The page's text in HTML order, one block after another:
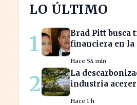
LO ÚLTIMO
1
Brad Pitt busca
financiera en
Hace 54 min
2
La
industria
Hace 1 h